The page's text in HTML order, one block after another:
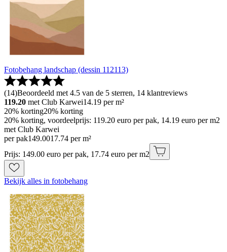
Fotobehang landschap (dessin 112113)
(14)Beoordeeld met 4.5 van de 5 sterren, 14 klantreviews
119.20 met Club Karwei14.19 per m²
20% korting20% korting
20% korting, voordeelprijs: 119.20 euro per pak, 14.19 euro per m2
met Club Karwei
per pak149.0017.74 per m²
Prijs: 149.00 euro per pak, 17.74 euro per m2
Bekijk alles in fotobehang